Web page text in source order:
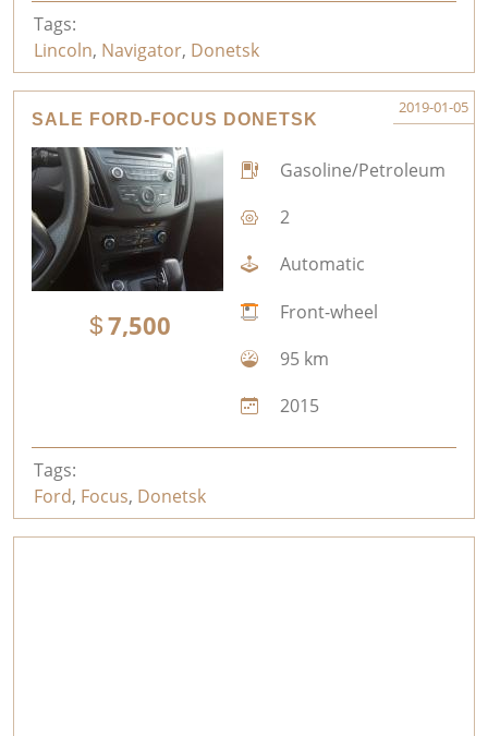
Tags:
Lincoln, Navigator, Donetsk
SALE FORD-FOCUS DONETSK
2019-01-05
7,500
Gasoline/Petroleum
2
Automatic
Front-wheel
95 km
2015
Tags:
Ford, Focus, Donetsk